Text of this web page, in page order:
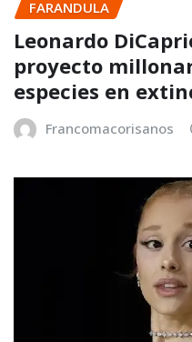
FARANDULA
Leonardo
proyecto
especies en
Francomacorisanos